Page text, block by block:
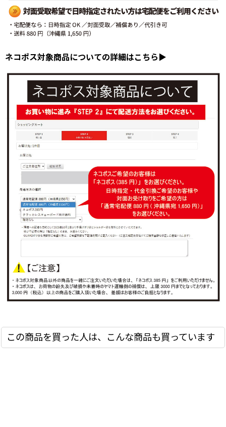
ネコポス対象商品についての詳細はこちら▶
この商品を買った人は、こんな商品も買っています